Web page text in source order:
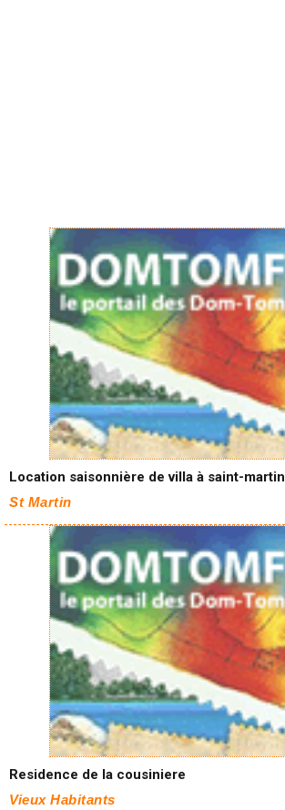
Location saisonnière de villa à saint-martin
St Martin
Residence de la cousiniere
Vieux Habitants